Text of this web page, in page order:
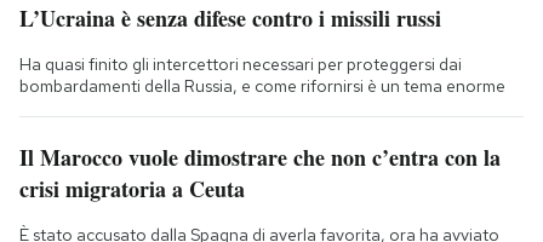
L’Ucraina è senza difese contro i missili russi
Ha quasi finito gli intercettori necessari per proteggersi dai
bombardamenti della Russia, e come rifornirsi è un tema enorme
Il Marocco vuole dimostrare che non c’entra con la
crisi migratoria a Ceuta
È stato accusato dalla Spagna di averla favorita, ora ha avviato